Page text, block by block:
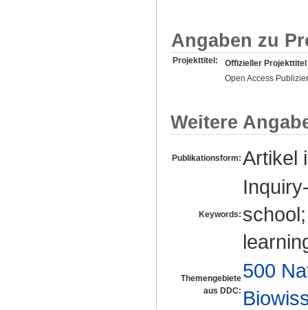
Angaben zu
Projekttitel:
Offizieller Projekttitel
Open Access
Weitere
Publikationsform: Artikel
Keywords:
Themengebiete
aus DDC:
500